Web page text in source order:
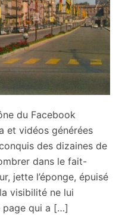
du Facebook
et vidéos générées
des dizaines de
dans le fait-
jette l’éponge, épuisé
visibilité ne lui
page qui a […]